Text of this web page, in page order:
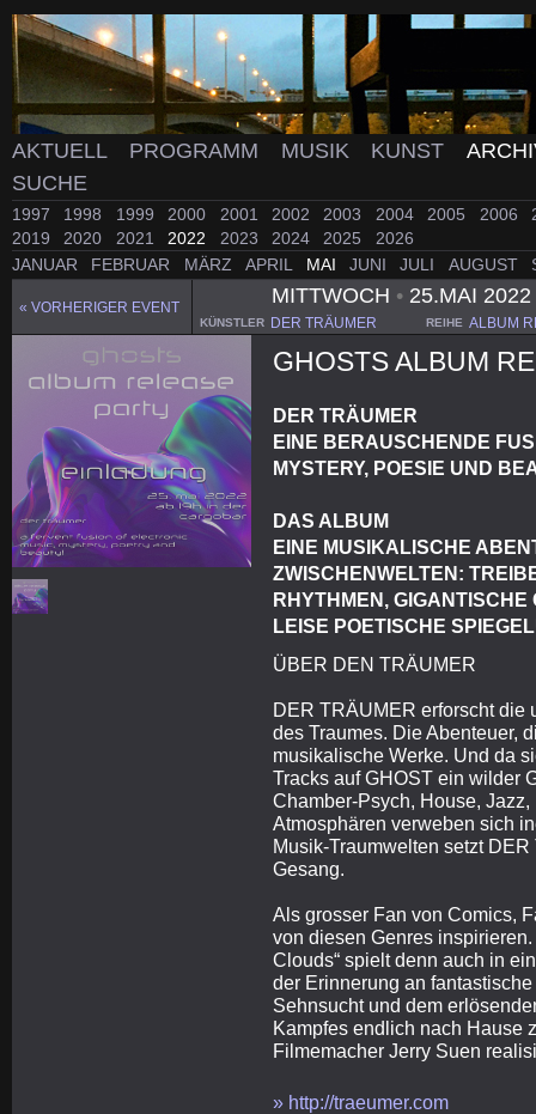
AKTUELL PROGRAMM MUSIK KUNST
SUCHE
1997 1998 1999 2000 2001 2002 2003 2004 2005 2006
2019
2020 2021 2022 2023 2024 2025
2026
JANUAR
FEBRUAR MÄRZ APRIL MAI JUNI JULI AUGUST
« VORHERIGER EVENT
MITTWOCH •25.MAI 2022
KÜNSTLER DER TRÄUMER REIHE ALBUM
GHOSTS ALBUM
DER TRÄUMER
EINE BERAUSCHENDE
MYSTERY, POESIE UND
DAS ALBUM
EINE MUSIKALISCHE
ZWISCHENWELTEN:
RHYTHMEN,
LEISE POETISCHE
ÜBER DEN TRÄUMER
DER TRÄUMER erforscht die
des Traumes. Die Abenteuer,
musikalische Werke. Und da
Tracks auf GHOST ein wilder
Chamber-Psych, House,
Atmosphären verweben sich
Musik-Traumwelten setzt
Gesang.
Als grosser Fan von Comics,
von diesen Genres
Clouds“ spielt denn auch in
der Erinnerung an
Sehnsucht und dem
Kampfes endlich nach Hause
Filmemacher Jerry Suen
» http://traeumer.com